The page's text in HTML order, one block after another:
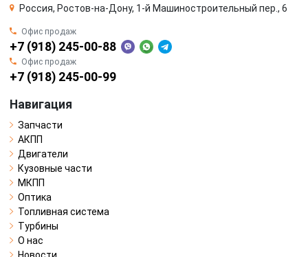
Россия, Ростов-на-Дону, 1-й Машиностроительный пер., 6
Офис продаж
+7 (918) 245-00-88
Офис продаж
+7 (918) 245-00-99
Навигация
Запчасти
АКПП
Двигатели
Кузовные части
МКПП
Оптика
Топливная система
Турбины
О нас
Новости